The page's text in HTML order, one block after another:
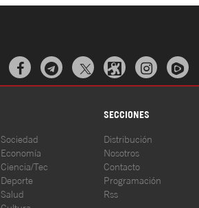
  
SECCIONES
Sociedad
Economía
Ciencia/Tec
Deporte
Salud
Cultura
Distribución
Nosotros
Contacto
Programación
Rss